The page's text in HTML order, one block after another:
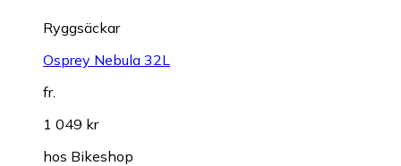
Ryggsäckar
Osprey Nebula 32L
fr.
1 049 kr
hos Bikeshop